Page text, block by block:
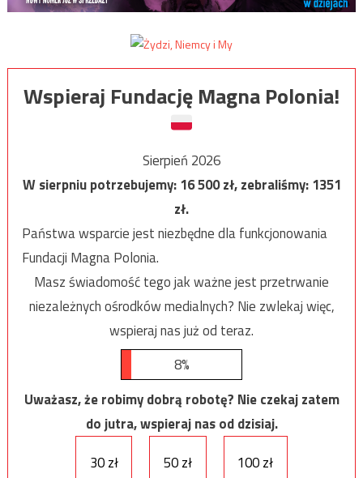
Wspieraj Fundację Magna Polonia!
Sierpień 2026
W sierpniu potrzebujemy:16 500zł, zebraliśmy:1351
zł.
Państwa wsparcie jest niezbędne dla funkcjonowania
Fundacji Magna Polonia.
Masz świadomość tego jak ważne jest przetrwanie
niezależnych ośrodków medialnych? Nie zwlekaj więc,
wspieraj nas już od teraz.
8%
Uważasz, że robimy dobrą robotę? Nie czekaj zatem
do jutra, wspieraj nas od dzisiaj.
30 zł
50 zł 100 zł